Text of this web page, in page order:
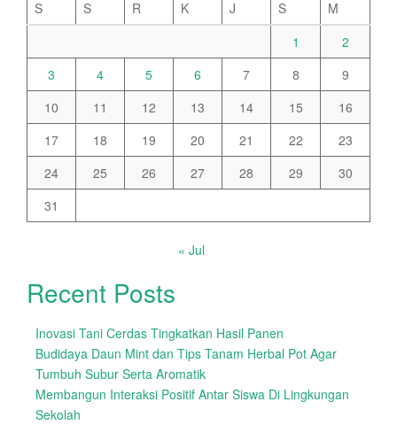
S
S R K J S
M
1
2
3
4 5 6 7 8
9
10
11 12 13 14 15
16
17
18 19 20 21 22
23
24
25 26 27 28 29
30
31
« Jul
Recent Posts
Inovasi Tani Cerdas Tingkatkan Hasil Panen
Budidaya Daun Mint dan Tips Tanam Herbal Pot Agar
Tumbuh Subur Serta Aromatik
Membangun Interaksi Positif Antar Siswa Di Lingkungan
Sekolah